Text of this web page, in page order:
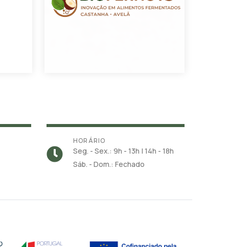
HORÁRIO
Seg. - Sex.: 9h - 13h | 14h - 18h
Sáb. - Dom.: Fechado